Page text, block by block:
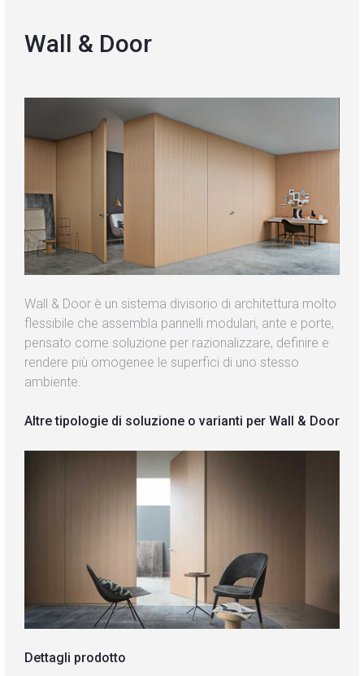
Contatti
Wall & Door
Wall & Door è un sistema divisorio di architettura molto
flessibile che assembla pannelli modulari, ante e porte,
pensato come soluzione per razionalizzare, definire e
rendere più omogenee le superfici di uno stesso
ambiente.
Altre tipologie di soluzione o varianti per Wall & Door
Dettagli prodotto